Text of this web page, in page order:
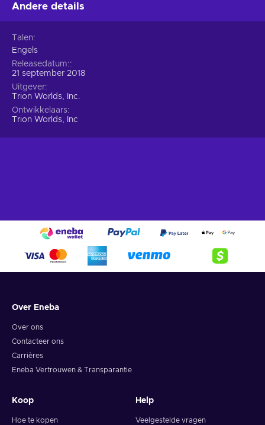
Andere details
Talen
Engels
Releasedatum:
21 september 2018
Uitgever
Trion Worlds, Inc.
Ontwikkelaars
Trion Worlds, Inc
Over Eneba
Over ons
Contacteer ons
Carrières
Eneba Vertrouwen & Transparantie
Koop
Hoe te kopen
Help
Veelgestelde vragen